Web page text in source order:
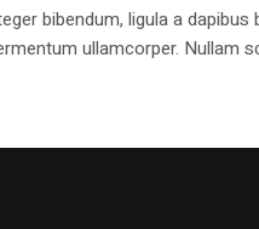
bibendum, ligula a
ullamcorper. Nullam